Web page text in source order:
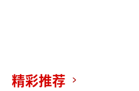
精彩推荐